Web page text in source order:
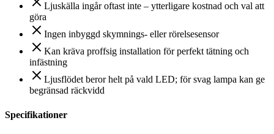
Ljuskälla ingår oftast inte – ytterligare kostnad och val att
göra
Ingen inbyggd skymnings- eller rörelsesensor
Kan kräva proffsig installation för perfekt tätning och
infästning
Ljusflödet beror helt på vald LED; för svag lampa kan ge
begränsad räckvidd
Specifikationer